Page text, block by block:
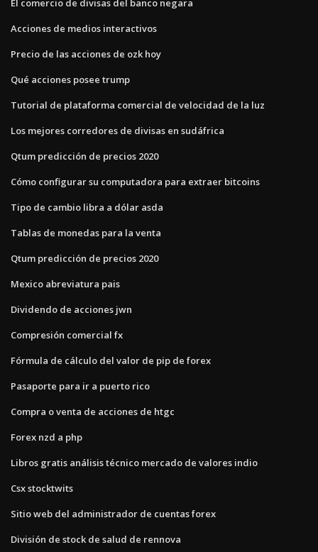
El comercio de divisas del banco negara
Acciones de medios interactivos
Precio de las acciones de ozk hoy
Qué acciones posee trump
Tutorial de plataforma comercial de velocidad de la luz
Los mejores corredores de divisas en sudáfrica
Qtum predicción de precios 2020
Cómo configurar su computadora para extraer bitcoins
Tipo de cambio libra a dólar asda
Tablas de monedas para la venta
Qtum predicción de precios 2020
Mexico abreviatura pais
Dividendo de acciones jwn
Compresión comercial fx
Fórmula de cálculo del valor de pip de forex
Pasaporte para ir a puerto rico
Compra o venta de acciones de htgc
Forex nzd a php
Libros gratis análisis técnico mercado de valores indio
Csx stocktwits
Sitio web del administrador de cuentas forex
División de stock de salud de rennova